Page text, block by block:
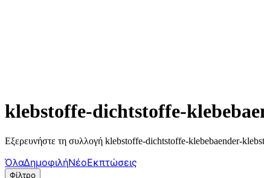
klebstoffe-dichtstoffe-
Εξερευνήστε τη συλλογή klebstoffe-dichtstoffe-klebebaender-
ΌλαΔημοφιλήΝέοΕκπτώσεις
Φίλτρο